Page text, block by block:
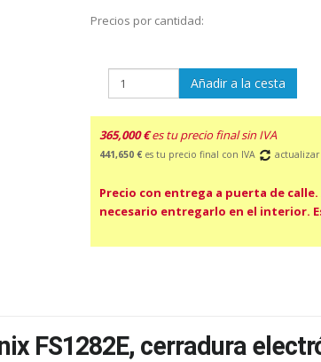
Precios por cantidad:
Añadir a la cesta
365,000 € es tu precio final sin IVA
441,650 € es tu precio final con IVA actualizar
Precio con entrega a puerta de
necesario entregarlo en el interior.
FS1282E, cerradura